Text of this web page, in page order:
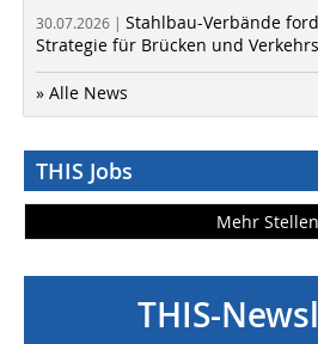
30.07.2026 | Stahlbau-Verbände
Strategie für Brücken und
» Alle News
THIS Jobs
Mehr Stellen
THIS-